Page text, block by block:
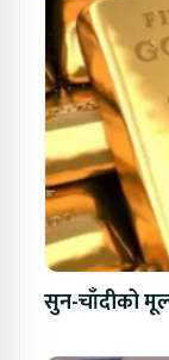
सुन-चाँदीको